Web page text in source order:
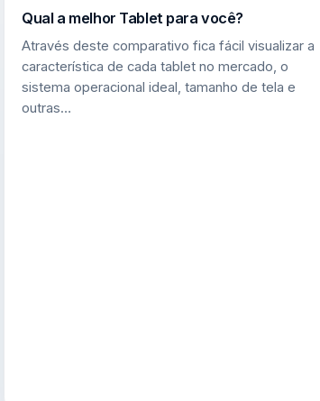
Qual a melhor Tablet para você?
Através deste comparativo fica fácil visualizar a
característica de cada tablet no mercado, o
sistema operacional ideal, tamanho de tela e
outras…